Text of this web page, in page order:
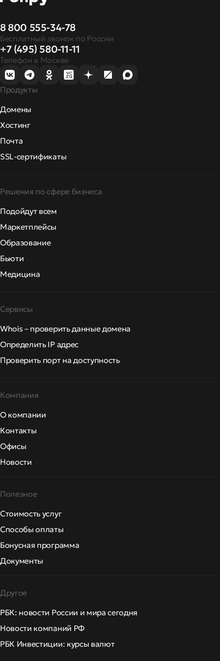
8 800 555-34-78
Бесплатный звонок по России
+7 (495) 580-11-11
Телефон в Москве
Продукты
Домены
Хостинг
Почта
SSL-сертификаты
Решения по сфере бизнеса
Подойдут всем
Маркетплейсы
Образование
Бьюти
Медицина
Сервисы
Whois – проверить данные домена
Определить IP адрес
Проверить порт на доступность
Компания
О компании
Контакты
Офисы
Новости
Полезное
Стоимость услуг
Способы оплаты
Бонусная программа
Документы
Другое
РБК: новости России и мира сегодня
Новости компаний РФ
РБК Инвестиции: курсы валют